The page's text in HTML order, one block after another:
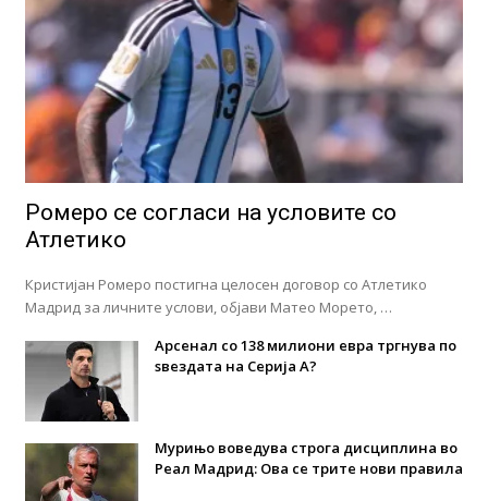
Ромеро се согласи на условите со
Атлетико
Кристијан Ромеро постигна целосен договор со Атлетико
Мадрид за личните услови, објави Матео Морето, …
Арсенал со 138 милиони евра тргнува по
ѕвездата на Серија А?
Мурињо воведува строга дисциплина во
Реал Мадрид: Ова се трите нови правила